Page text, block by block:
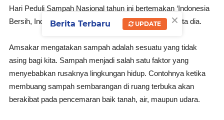
Hari Peduli Sampah Nasional tahun ini bertemakan ‘Indonesia
Bersih, Indonesia Maju, dan Indonesia Sejahtera’,” kata dia.
Amsakar mengatakan sampah adalah sesuatu yang tidak
asing bagi kita. Sampah menjadi salah satu faktor yang
menyebabkan rusaknya lingkungan hidup. Contohnya ketika
membuang sampah sembarangan di ruang terbuka akan
berakibat pada pencemaran baik tanah, air, maupun udara.
×
Berita Terbaru UPDATE